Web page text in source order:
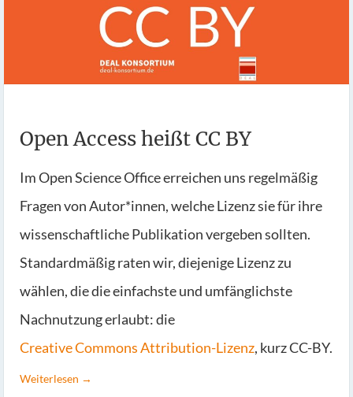
Open Access heißt CC BY
Im Open Science Office erreichen uns regelmäßig
Fragen von Autor*innen, welche Lizenz sie für ihre
wissenschaftliche Publikation vergeben sollten.
Standardmäßig raten wir, diejenige Lizenz zu
wählen, die die einfachste und umfänglichste
Nachnutzung erlaubt: die
Creative Commons Attribution-Lizenz, kurz CC-BY.
Weiterlesen →